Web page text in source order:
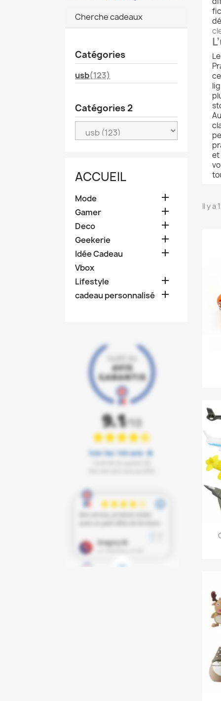
Cherche cadeaux
Catégories
usb(123)
Catégories 2
ACCUEIL
Mode 
Gamer 
Deco 
Geekerie 
Idée Cadeau 
Vbox
Lifestyle

cadeau personnalisé 
et
Il y a